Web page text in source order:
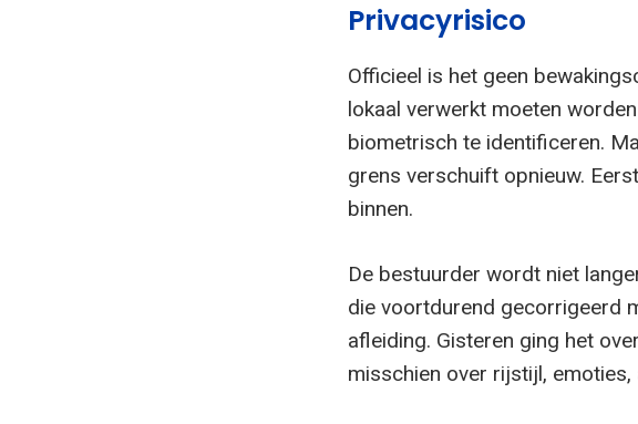
Privacyrisico
Officieel is het geen
lokaal verwerkt moeten
biometrisch te identificeren.
grens verschuift opnieuw.
binnen.
De bestuurder wordt niet
die voortdurend gecorrigeerd
afleiding. Gisteren ging het
misschien over rijstijl,